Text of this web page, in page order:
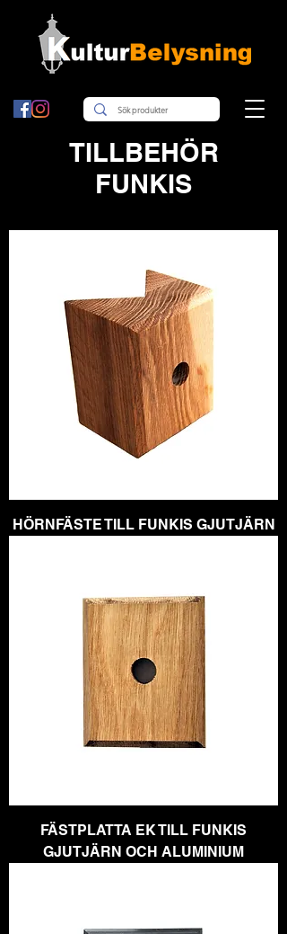
TILLBEHÖR
FUNKIS
HÖRNFÄSTE TILL FUNKIS GJUTJÄRN
FÄSTPLATTA EK TILL FUNKIS
GJUTJÄRN OCH ALUMINIUM